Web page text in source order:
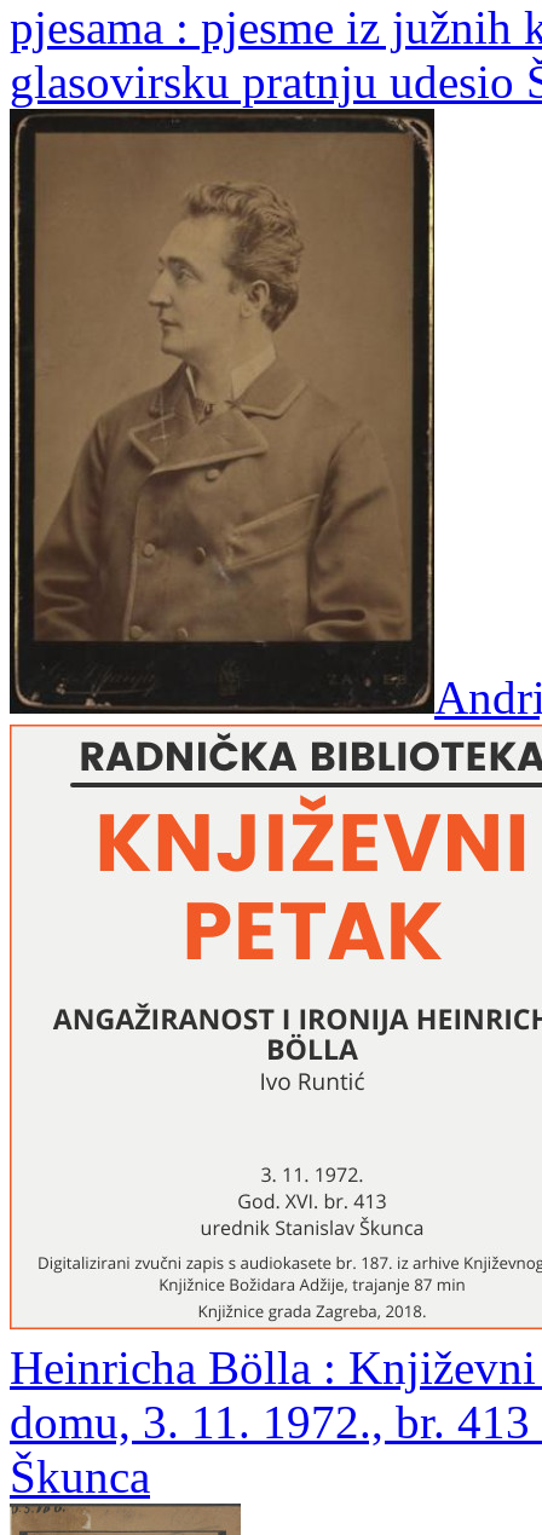
pjesama : pjesme iz
glasovirsku pratnju udesio
Heinricha Bölla :
domu, 3. 11. 1972., br.
Škunca